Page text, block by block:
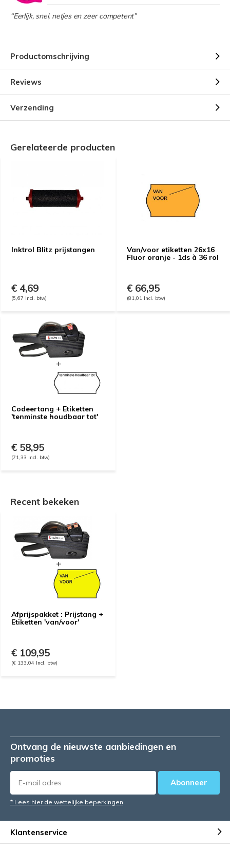
“Eerlijk, snel, netjes en zeer competent”
Productomschrijving
Reviews
Verzending
Gerelateerde producten
Inktrol Blitz prijstangen
€ 4,69
(5,67 Incl. btw)
Van/voor etiketten 26x16
Fluor oranje - 1ds à 36 rol
€ 66,95
(81,01 Incl. btw)
Codeertang + Etiketten
'tenminste houdbaar tot'
€ 58,95
(71,33 Incl. btw)
Recent bekeken
Afprijspakket : Prijstang +
Etiketten 'van/voor'
€ 109,95
(€ 133,04 Incl. btw)
Ontvang de nieuwste aanbiedingen en
promoties
Abonneer
* Lees hier de wettelijke beperkingen
Klantenservice